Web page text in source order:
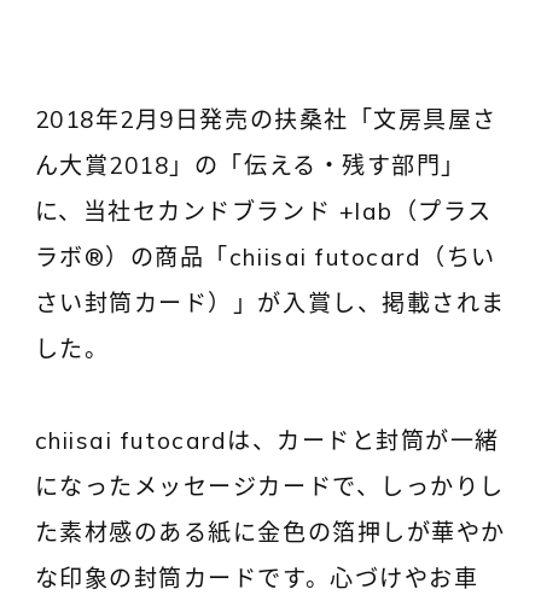
2018年2月9日発売の扶桑社「文房具屋さ
ん大賞2018」の「伝える・残す部門」
に、当社セカンドブランド +lab（プラス
ラボ®）の商品「chiisai futocard（ちい
さい封筒カード）」が入賞し、掲載されま
した。
chiisai futocardは、カードと封筒が一緒
になったメッセージカードで、しっかりし
た素材感のある紙に金色の箔押しが華やか
な印象の封筒カードです。心づけやお車